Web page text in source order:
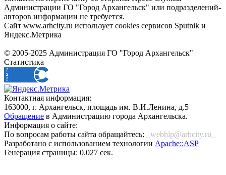
Администрации ГО "Город Архангельск" или подразделений-
авторов информации не требуется.
Сайт www.arhcity.ru использует cookies сервисов Sputnik и
Яндекс.Метрика
© 2005-2025 Администрация ГО "Город Архангельск"
Статистика
Контактная информация:
163000, г. Архангельск, площадь им. В.И.Ленина, д.5
Обращение в Администрацию города Архангельска.
Информация о сайте:
По вопросам работы сайта обращайтесь:
_webhlp@arhcity.ru_
Разработано с использованием технологии Apache::ASP
Генерация страницы: 0.027 сек.